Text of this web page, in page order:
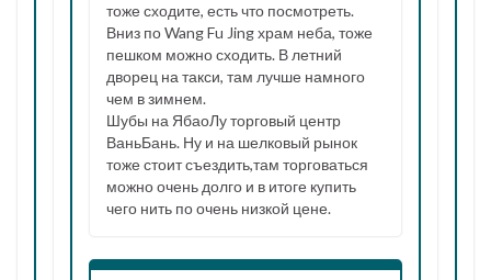
тоже сходите, есть что посмотреть.
Вниз по Wang Fu Jing храм неба, тоже
пешком можно сходить. В летний
дворец на такси, там лучше намного
чем в зимнем.
Шубы на ЯбаоЛу торговый центр
ВаньБань. Ну и на шелковый рынок
тоже стоит съездить,там торговаться
можно очень долго и в итоге купить
чего нить по очень низкой цене.